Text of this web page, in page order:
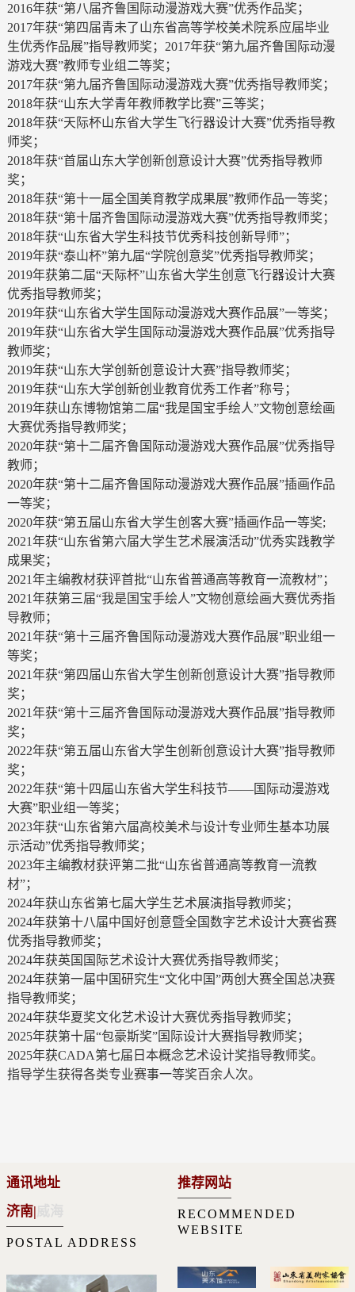
2016年获“第八届齐鲁国际动漫游戏大赛”优秀作品奖；
2017年获“第四届青未了山东省高等学校美术院系应届毕业
生优秀作品展”指导教师奖；2017年获“第九届齐鲁国际动漫
游戏大赛”教师专业组二等奖；
2017年获“第九届齐鲁国际动漫游戏大赛”优秀指导教师奖；
2018年获“山东大学青年教师教学比赛”三等奖；
2018年获“天际杯山东省大学生飞行器设计大赛”优秀指导教
师奖；
2018年获“首届山东大学创新创意设计大赛”优秀指导教师
奖；
2018年获“第十一届全国美育教学成果展”教师作品一等奖；
2018年获“第十届齐鲁国际动漫游戏大赛”优秀指导教师奖；
2018年获“山东省大学生科技节优秀科技创新导师”；
2019年获“泰山杯”第九届“学院创意奖”优秀指导教师奖；
2019年获第二届“天际杯”山东省大学生创意飞行器设计大赛
优秀指导教师奖；
2019年获“山东省大学生国际动漫游戏大赛作品展”一等奖；
2019年获“山东省大学生国际动漫游戏大赛作品展”优秀指导
教师奖；
2019年获“山东大学创新创意设计大赛”指导教师奖；
2019年获“山东大学创新创业教育优秀工作者”称号；
2019年获山东博物馆第二届“我是国宝手绘人”文物创意绘画
大赛优秀指导教师奖；
2020年获“第十二届齐鲁国际动漫游戏大赛作品展”优秀指导
教师；
2020年获“第十二届齐鲁国际动漫游戏大赛作品展”插画作品
一等奖；
2020年获“第五届山东省大学生创客大赛”插画作品一等奖;
2021年获“山东省第六届大学生艺术展演活动”优秀实践教学
成果奖；
2021年主编教材获评首批“山东省普通高等教育一流教材”；
2021年获第三届“我是国宝手绘人”文物创意绘画大赛优秀指
导教师；
2021年获“第十三届齐鲁国际动漫游戏大赛作品展”职业组一
等奖；
2021年获“第四届山东省大学生创新创意设计大赛”指导教师
奖；
2021年获“第十三届齐鲁国际动漫游戏大赛作品展”指导教师
奖；
2022年获“第五届山东省大学生创新创意设计大赛”指导教师
奖；
2022年获“第十四届山东省大学生科技节——国际动漫游戏
大赛”职业组一等奖；
2023年获“山东省第六届高校美术与设计专业师生基本功展
示活动”优秀指导教师奖；
2023年主编教材获评第二批“山东省普通高等教育一流教
材”；
2024年获山东省第七届大学生艺术展演指导教师奖；
2024年获第十八届中国好创意暨全国数字艺术设计大赛省赛
优秀指导教师奖；
2024年获英国国际艺术设计大赛优秀指导教师奖；
2024年获第一届中国研究生“文化中国”两创大赛全国总决赛
指导教师奖；
2024年获华夏奖文化艺术设计大赛优秀指导教师奖；
2025年获第十届“包豪斯奖”国际设计大赛指导教师奖；
2025年获CADA第七届日本概念艺术设计奖指导教师奖。
指导学生获得各类专业赛事一等奖百余人次。
通讯地址
济南|
POSTAL ADDRESS
推荐网站
RECOMMENDED
WEBSITE